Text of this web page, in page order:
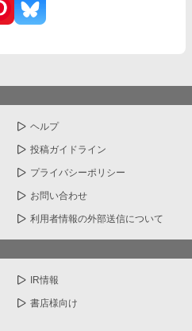
ヘルプ
投稿ガイドライン
プライバシーポリシー
お問い合わせ
利用者情報の外部送信について
IR情報
書店様向け